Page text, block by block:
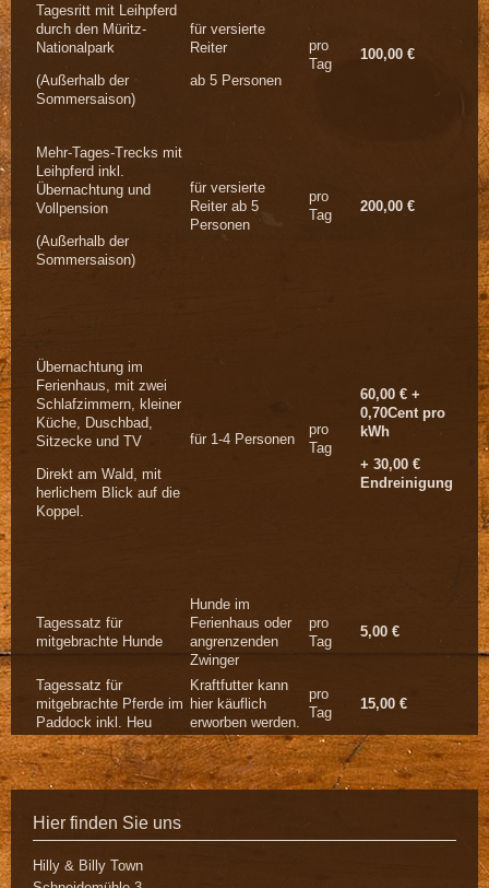
Tagesritt mit Leihpferd
durch den Müritz-
Nationalpark
(Außerhalb der
Sommersaison)
für versierte
Reiter
ab 5 Personen
pro
Tag
100,00 €
Mehr-Tages-Trecks mit
Leihpferd inkl.
Übernachtung und
Vollpension
(Außerhalb der
Sommersaison)
für versierte
Reiter ab 5
Personen
pro
Tag
200,00 €
Übernachtung im
Ferienhaus, mit zwei
Schlafzimmern, kleiner
Küche, Duschbad,
Sitzecke und TV
Direkt am Wald, mit
herlichem Blick auf die
Koppel.
für 1-4 Personen
pro
Tag
60,00 € +
0,70Cent pro
kWh
+ 30,00 €
Endreinigung
Tagessatz für
mitgebrachte Hunde
Hunde im
Ferienhaus oder
angrenzenden
Zwinger
pro
Tag
5,00 €
Tagessatz für
mitgebrachte Pferde im
Paddock inkl. Heu
Kraftfutter kann
hier käuflich
erworben werden.
pro
Tag
15,00 €
Hier finden Sie uns
Hilly & Billy Town